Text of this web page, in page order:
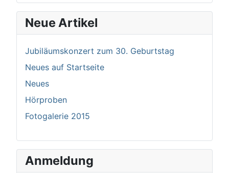
Neue Artikel
Jubiläumskonzert zum 30. Geburtstag
Neues auf Startseite
Neues
Hörproben
Fotogalerie 2015
Anmeldung